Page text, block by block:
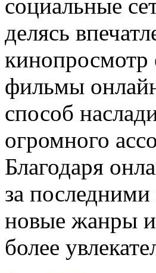
социальные
делясь
фильмы
способ
огромного
Благодаря
за
новые жанры
более